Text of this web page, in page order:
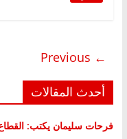
← Previous
أحدث المقالات
فرحات سليمان يكتب: